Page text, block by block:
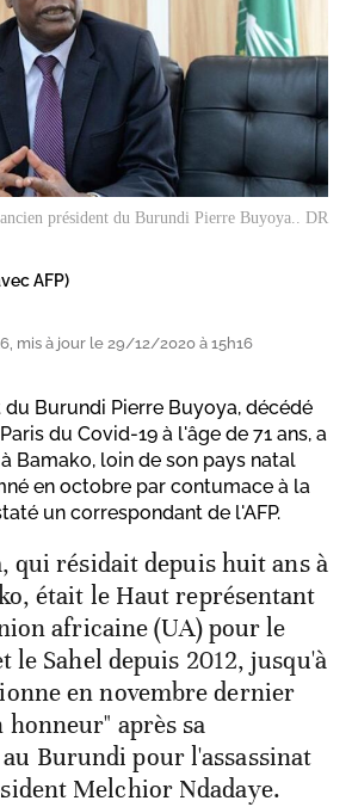
président du Burundi Pierre Buyoya.. DR
AFP)
mis à jour le 29/12/2020 à 15h16
du Burundi Pierre Buyoya, décédé
du Covid-19 à l'âge de 71 ans, a
Bamako, loin de son pays natal
en octobre par contumace à la
un correspondant de l'AFP.
qui résidait depuis huit ans à
était le Haut représentant
africaine (UA) pour le
le Sahel depuis 2012, jusqu'à
en novembre dernier
après sa
Burundi pour l'assassinat
Melchior Ndadaye.